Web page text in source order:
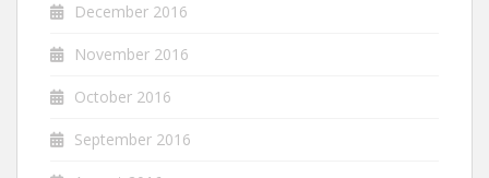
December 2016
November 2016
October 2016
September 2016